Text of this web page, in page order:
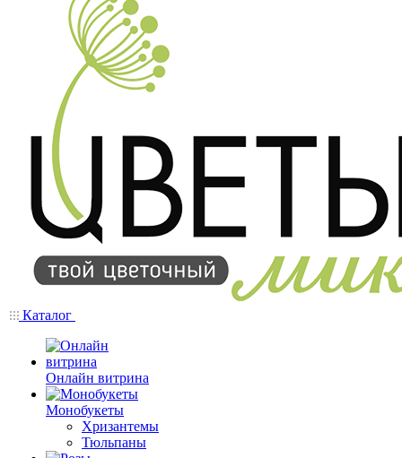
Каталог
Онлайн витрина
Монобукеты
Хризантемы
Тюльпаны